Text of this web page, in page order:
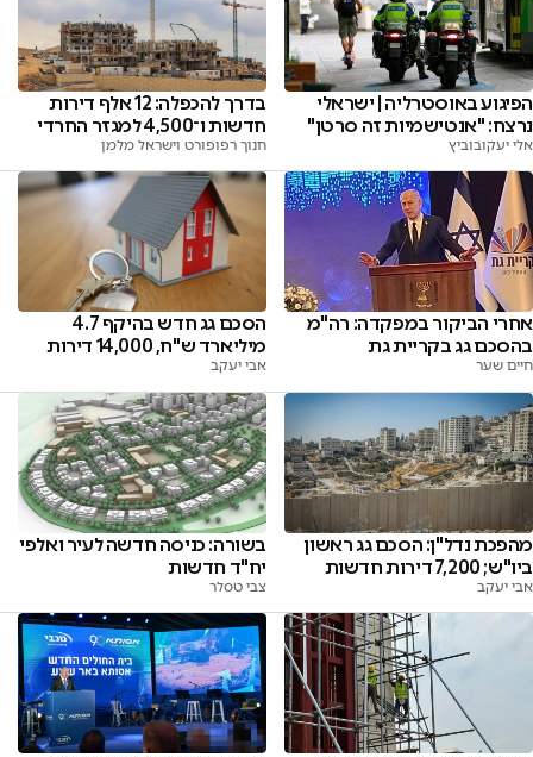
הפיגוע באוסטרליה | ישראלי
נרצח: "אנטישמיות זה סרטן"
אלי יעקובוביץ
בדרך להכפלה: 12 אלף דירות
חדשות ו־4,500 למגזר החרדי
חנוך רפופורט וישראל מלמן
אחרי הביקור במפקדה: רה"מ
בהסכם גג בקריית גת
חיים שער
הסכם גג חדש בהיקף 4.7
מיליארד ש"ח, 14,000 דירות
אבי יעקב
מהפכת נדל"ן: הסכם גג ראשון
ביו"ש; 7,200 דירות חדשות
אבי יעקב
בשורה: כניסה חדשה לעיר ואלפי
יח"ד חדשות
צבי טסלר